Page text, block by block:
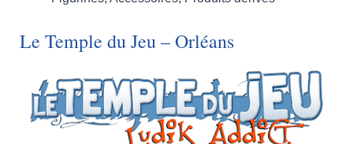
Le Temple du Jeu – Orléans